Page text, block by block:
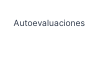
Autoevaluaciones